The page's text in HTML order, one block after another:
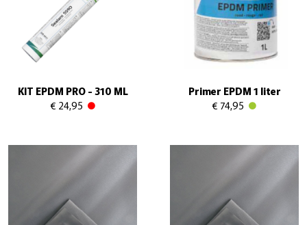
KIT EPDM PRO - 310 ML
€ 24,95
Primer EPDM 1 liter
€ 74,95